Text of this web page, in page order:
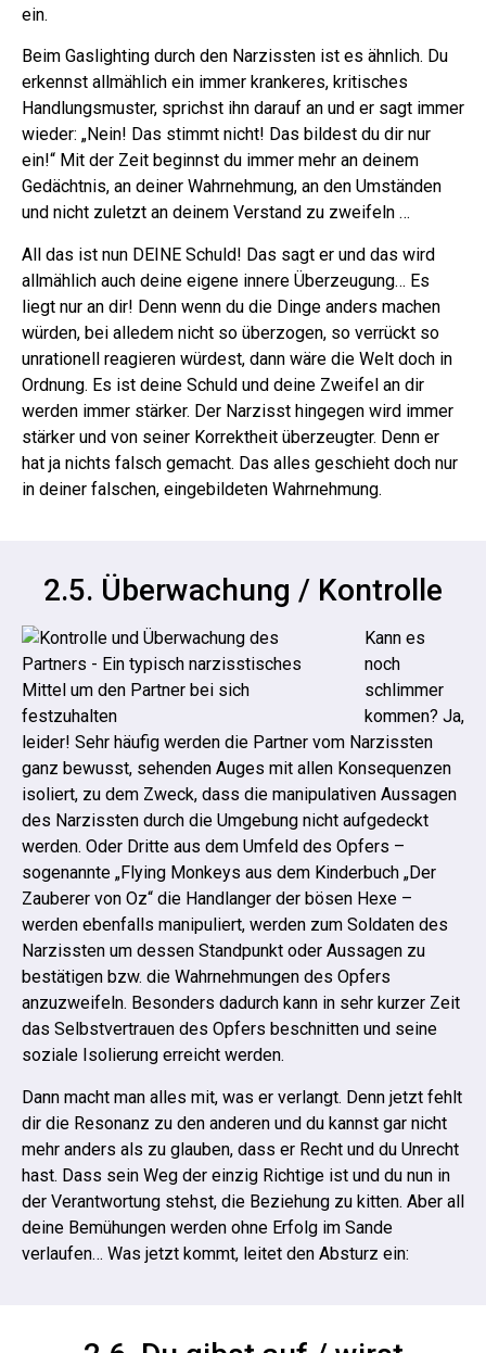
ein.
Beim Gaslighting durch den Narzissten ist es ähnlich. Du
erkennst allmählich ein immer krankeres, kritisches
Handlungsmuster, sprichst ihn darauf an und er sagt immer
wieder: „Nein! Das stimmt nicht! Das bildest du dir nur
ein!“ Mit der Zeit beginnst du immer mehr an deinem
Gedächtnis, an deiner Wahrnehmung, an den Umständen
und nicht zuletzt an deinem Verstand zu zweifeln …
All das ist nun DEINE Schuld! Das sagt er und das wird
allmählich auch deine eigene innere Überzeugung… Es
liegt nur an dir! Denn wenn du die Dinge anders machen
würden, bei alledem nicht so überzogen, so verrückt so
unrationell reagieren würdest, dann wäre die Welt doch in
Ordnung. Es ist deine Schuld und deine Zweifel an dir
werden immer stärker. Der Narzisst hingegen wird immer
stärker und von seiner Korrektheit überzeugter. Denn er
hat ja nichts falsch gemacht. Das alles geschieht doch nur
in deiner falschen, eingebildeten Wahrnehmung.
2.5. Überwachung / Kontrolle
Kann es
noch
schlimmer
kommen? Ja,
leider! Sehr häufig werden die Partner vom Narzissten
ganz bewusst, sehenden Auges mit allen Konsequenzen
isoliert, zu dem Zweck, dass die manipulativen Aussagen
des Narzissten durch die Umgebung nicht aufgedeckt
werden. Oder Dritte aus dem Umfeld des Opfers –
sogenannte „Flying Monkeys aus dem Kinderbuch „Der
Zauberer von Oz“ die Handlanger der bösen Hexe –
werden ebenfalls manipuliert, werden zum Soldaten des
Narzissten um dessen Standpunkt oder Aussagen zu
bestätigen bzw. die Wahrnehmungen des Opfers
anzuzweifeln. Besonders dadurch kann in sehr kurzer Zeit
das Selbstvertrauen des Opfers beschnitten und seine
soziale Isolierung erreicht werden.
Dann macht man alles mit, was er verlangt. Denn jetzt fehlt
dir die Resonanz zu den anderen und du kannst gar nicht
mehr anders als zu glauben, dass er Recht und du Unrecht
hast. Dass sein Weg der einzig Richtige ist und du nun in
der Verantwortung stehst, die Beziehung zu kitten. Aber all
deine Bemühungen werden ohne Erfolg im Sande
verlaufen… Was jetzt kommt, leitet den Absturz ein: